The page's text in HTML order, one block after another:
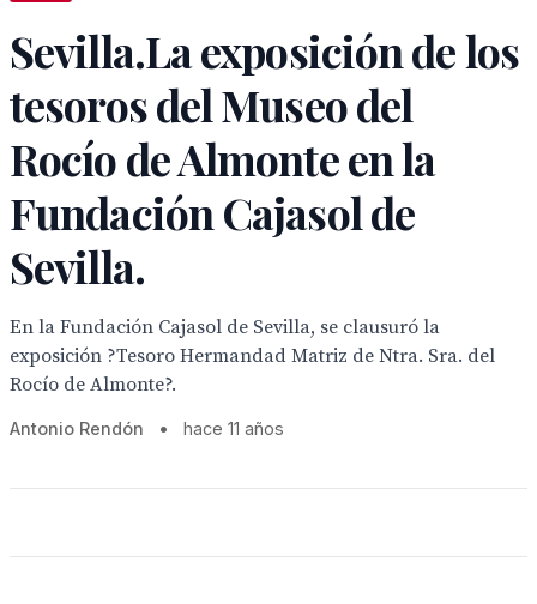
Sevilla.La exposición de los
tesoros del Museo del
Rocío de Almonte en la
Fundación Cajasol de
Sevilla.
En la Fundación Cajasol de Sevilla, se clausuró la
exposición ?Tesoro Hermandad Matriz de Ntra. Sra. del
Rocío de Almonte?.
Antonio Rendón • hace 11 años